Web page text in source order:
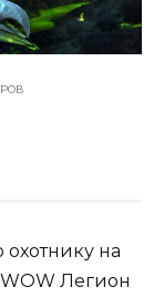
на
Легион